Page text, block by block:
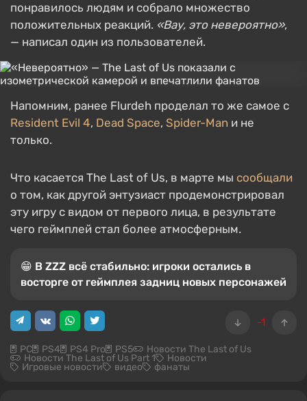
понравилось людям и собрало множество
положительных реакций. «Вау, это невероятно»,
— написал один из пользователей.
Напомним, ранее Flurdeh проделал то же самое с
Resident Evil 4, Dead Space, Spider-Man и не
только.
Что касается The Last of Us, в марте мы сообщали
о том, как другой энтузиаст продемонстрировал
эту игру с видом от первого лица, в результате
чего геймплей стал более атмосферным.
😁 В ZZZ всё стабильно: игроки остались в
восторге от геймплея задниц новых персонажей
-1
PC PS4 PS4 Pro PS5 Новости The Last of Us
Новости The Last of Us Part 1 Новости
Игровые новости видео фанаты